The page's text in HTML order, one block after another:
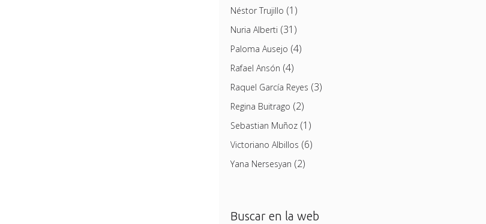
Néstor Trujillo (1)
Nuria Alberti (31)
Paloma Ausejo (4)
Rafael Ansón (4)
Raquel García Reyes (3)
Regina Buitrago (2)
Sebastian Muñoz(1)
Victoriano Albillos (6)
Yana Nersesyan (2)
Buscar en la web